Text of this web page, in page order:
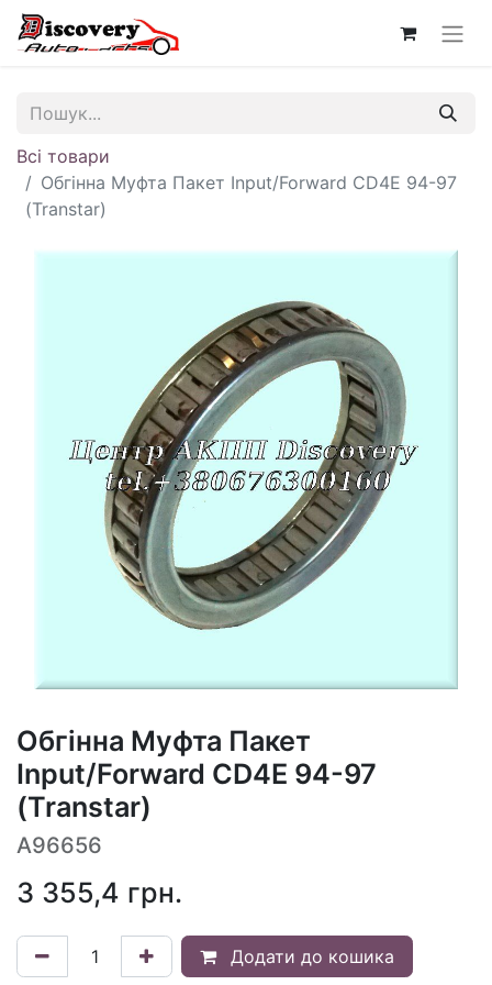
Всі товари
Обгінна Муфта Пакет Input/Forward CD4E 94-97
(Transtar)
Обгінна Муфта Пакет
Input/Forward CD4E 94-97
(Transtar)
A96656
3 355,4 грн.
Додати до кошика